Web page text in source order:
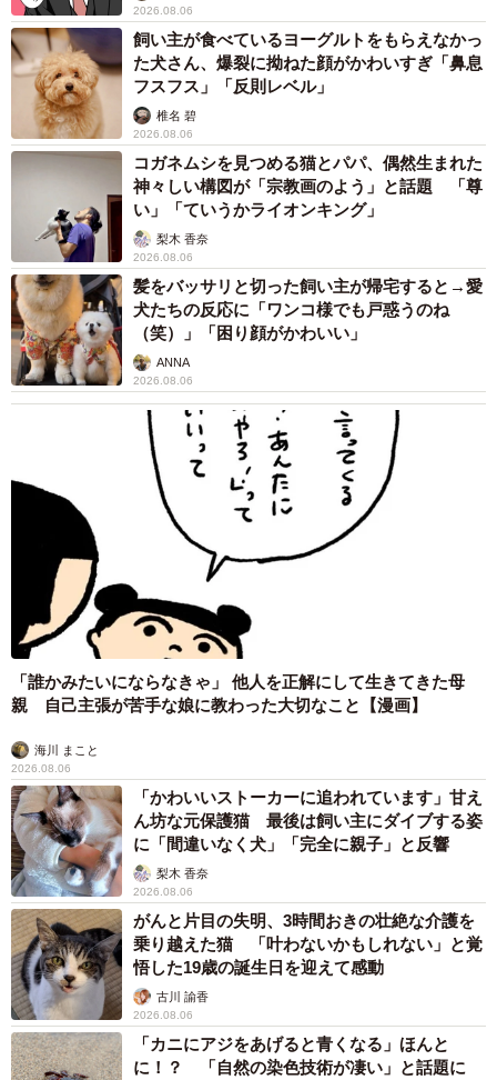
管理の基本がぜんぶわかる本』を出版。
https://amzn.asia/d/89GGdgd
2026.08.06
飼い主が食べているヨーグルトをもらえなかっ
た犬さん、爆裂に拗ねた顔がかわいすぎ「鼻息
フスフス」「反則レベル」
椎名 碧
2026.08.06
コガネムシを見つめる猫とパパ、偶然生まれた
神々しい構図が「宗教画のよう」と話題 「尊
い」「ていうかライオンキング」
梨木 香奈
2026.08.06
髪をバッサリと切った飼い主が帰宅すると→愛
犬たちの反応に「ワンコ様でも戸惑うのね
（笑）」「困り顔がかわいい」
ANNA
2026.08.06
「誰かみたいにならなきゃ」 他人を正解にして生きてきた母
親 自己主張が苦手な娘に教わった大切なこと【漫画】
海川 まこと
2026.08.06
「かわいいストーカーに追われています」甘え
ん坊な元保護猫 最後は飼い主にダイブする姿
に「間違いなく犬」「完全に親子」と反響
梨木 香奈
2026.08.06
がんと片目の失明、3時間おきの壮絶な介護を
乗り越えた猫 「叶わないかもしれない」と覚
悟した19歳の誕生日を迎えて感動
古川 諭香
2026.08.06
「カニにアジをあげると青くなる」ほんと
に！？ 「自然の染色技術が凄い」と話題に